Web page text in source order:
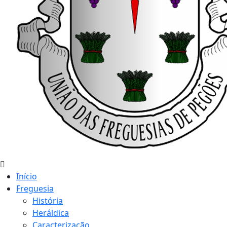
Início
Freguesia
História
Heráldica